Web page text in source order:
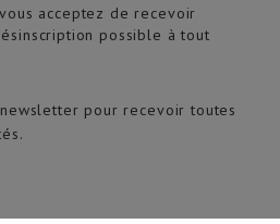
pour recevoir toutes
acceptez de recevoir
possible à tout